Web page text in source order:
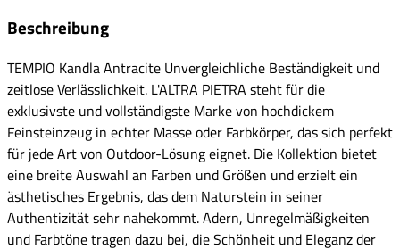
Beschreibung
TEMPIO Kandla Antracite Unvergleichliche Beständigkeit und
zeitlose Verlässlichkeit. L'ALTRA PIETRA steht für die
exklusivste und vollständigste Marke von hochdickem
Feinsteinzeug in echter Masse oder Farbkörper, das sich perfekt
für jede Art von Outdoor-Lösung eignet. Die Kollektion bietet
eine breite Auswahl an Farben und Größen und erzielt ein
ästhetisches Ergebnis, das dem Naturstein in seiner
Authentizität sehr nahekommt. Adern, Unregelmäßigkeiten
und Farbtöne tragen dazu bei, die Schönheit und Eleganz der